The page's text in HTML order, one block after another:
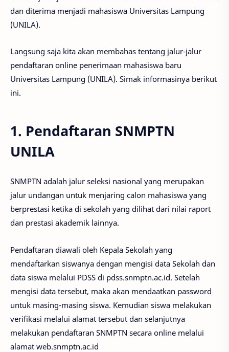
dan diterima menjadi mahasiswa Universitas Lampung
(UNILA).
Langsung saja kita akan membahas tentang jalur-jalur
pendaftaran online penerimaan mahasiswa baru
Universitas Lampung (UNILA). Simak informasinya berikut
ini.
1. Pendaftaran SNMPTN
UNILA
SNMPTN adalah jalur seleksi nasional yang merupakan
jalur undangan untuk menjaring calon mahasiswa yang
berprestasi ketika di sekolah yang dilihat dari nilai raport
dan prestasi akademik lainnya.
Pendaftaran diawali oleh Kepala Sekolah yang
mendaftarkan siswanya dengan mengisi data Sekolah dan
data siswa melalui PDSS di pdss.snmptn.ac.id. Setelah
mengisi data tersebut, maka akan mendaatkan password
untuk masing-masing siswa. Kemudian siswa melakukan
verifikasi melalui alamat tersebut dan selanjutnya
melakukan pendaftaran SNMPTN secara online melalui
alamat web.snmptn.ac.id